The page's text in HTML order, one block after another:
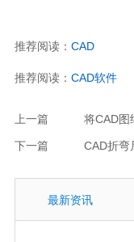
推荐阅读： CAD
推荐阅读： CAD软件
上一篇 将CAD图
下一篇 CAD折弯
最新资讯